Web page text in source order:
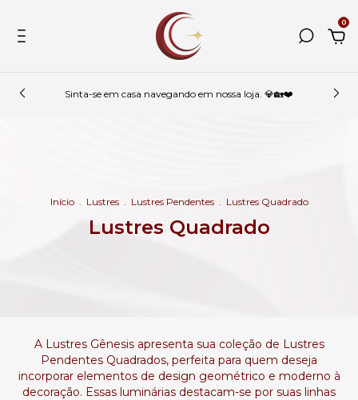
0
Sinta-se em casa navegando em nossa loja. 💎🏡❤️
Início . Lustres . Lustres Pendentes . Lustres Quadrado
Lustres Quadrado
A Lustres Gênesis apresenta sua coleção de Lustres
Pendentes Quadrados, perfeita para quem deseja
incorporar elementos de design geométrico e moderno à
decoração. Essas luminárias destacam-se por suas linhas